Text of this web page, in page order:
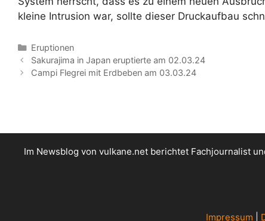
kleine Intrusion war, sollte dieser Druckaufbau
Kategorien
Eruptionen
Sakurajima in Japan eruptierte am 02.03.24
Campi Flegrei mit Erdbeben am 03.03.24
Im Newsblog von vulkane.net berichtet Fachjournalist
Impressum